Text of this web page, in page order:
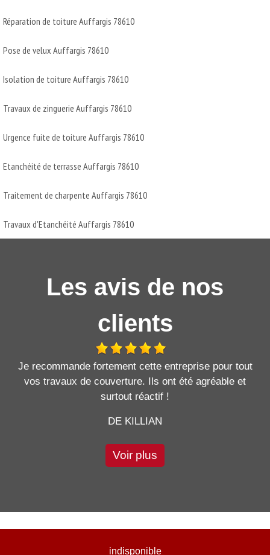
Réparation de toiture Auffargis 78610
Pose de velux Auffargis 78610
Isolation de toiture Auffargis 78610
Travaux de zinguerie Auffargis 78610
Urgence fuite de toiture Auffargis 78610
Etanchéité de terrasse Auffargis 78610
Traitement de charpente Auffargis 78610
Travaux d'Etanchéité Auffargis 78610
Les avis de nos
clients
Je recommande fortement cette entreprise pour tout
vos travaux de couverture. Ils ont été agréable et
surtout réactif !
DE KILLIAN
Voir plus
indisponible